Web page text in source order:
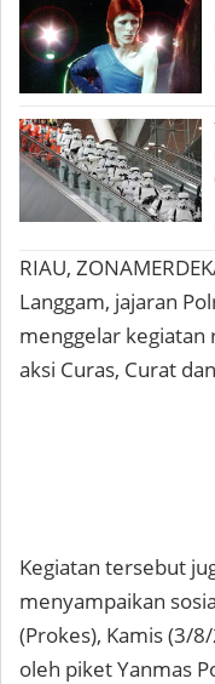
RIAU,
Langgam, jajaran
menggelar
aksi Curas, Curat
Kegiatan tersebut
menyampaikan
(Prokes), Kamis (3/
oleh piket Yanmas